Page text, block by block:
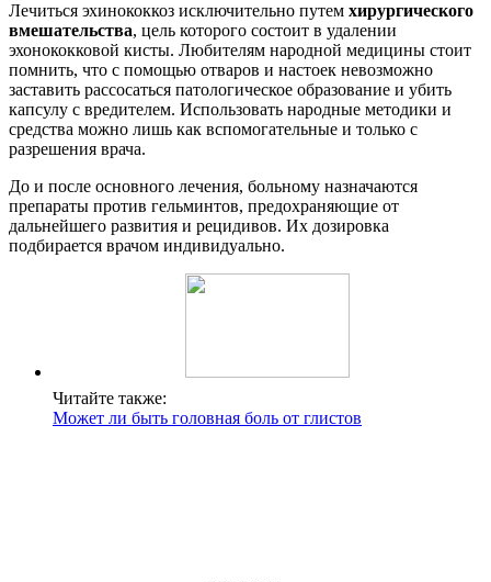
Лечиться эхинококкоз исключительно путем хирургического
вмешательства, цель которого состоит в удалении
эхонококковой кисты. Любителям народной медицины стоит
помнить, что с помощью отваров и настоек невозможно
заставить рассосаться патологическое образование и убить
капсулу с вредителем. Использовать народные методики и
средства можно лишь как вспомогательные и только с
разрешения врача.
До и после основного лечения, больному назначаются
препараты против гельминтов, предохраняющие от
дальнейшего развития и рецидивов. Их дозировка
подбирается врачом индивидуально.
Читайте также:
Может ли быть головная боль от глистов